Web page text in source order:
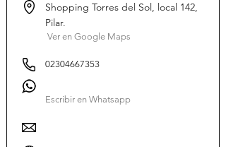
Shopping Torres del Sol, local 142,
Pilar.
Ver en Google Maps
02304667353
Escribir en Whatsapp